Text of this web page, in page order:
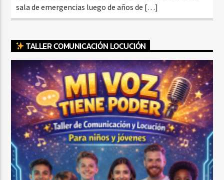
sala de emergencias luego de años de […]
TALLER COMUNICACIÓN LOCUCIÓN